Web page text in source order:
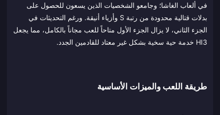
في ألعاب الغاشا؛ وجامعو الشخصيات الذين يسعون للحصول على
بدلات قتالية محدودة من رتبة S وأزياء أنيقة. ورغم التحديثات في
الجزء الثاني، لا يزال الجزء الأول متاحاً للعب مجاناً بالكامل، مما يجعل
HI3 خدمة حية سخية بشكل غير معتاد للقادمين الجدد.
طريقة اللعب والميزات الأساسية